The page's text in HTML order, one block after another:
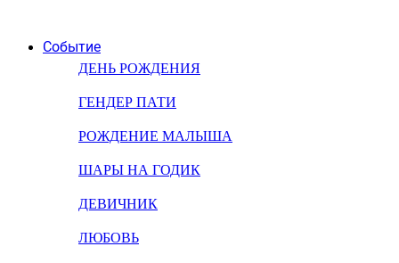
Событие
ДЕНЬ РОЖДЕНИЯ
ГЕНДЕР ПАТИ
РОЖДЕНИЕ МАЛЫША
ШАРЫ НА ГОДИК
ДЕВИЧНИК
ЛЮБОВЬ